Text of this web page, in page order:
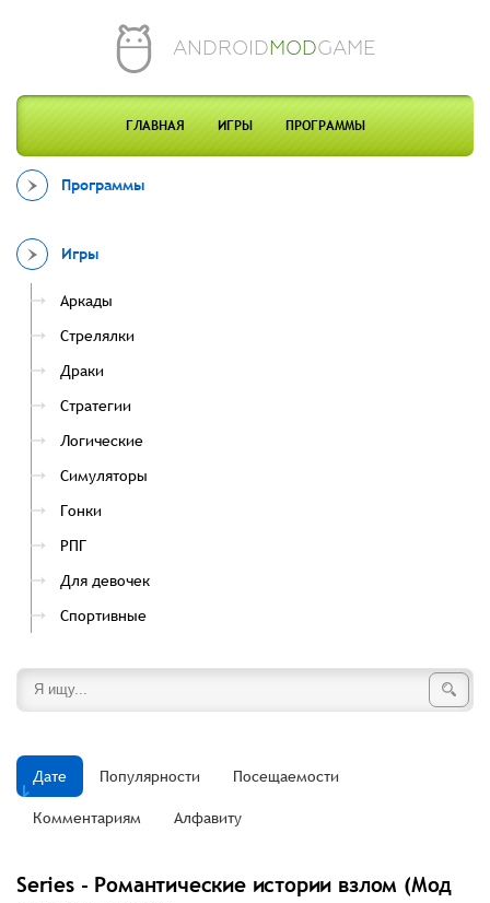
ANDROIDMODGAME
ГЛАВНАЯ ИГРЫ ПРОГРАММЫ
Программы
Игры
Аркады
Стрелялки
Драки
Стратегии
Логические
Симуляторы
Гонки
РПГ
Для девочек
Спортивные
Дате Популярности Посещаемости
Комментариям Алфавиту
Series - Романтические истории взлом (Мод